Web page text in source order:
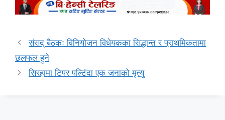
संसद् बैठकः विनियोजन विधेयकका सिद्धान्त र प्राथमिकतामा
छलफल हुने
सिरहामा टिपर पल्टिंदा एक जनाको मृत्यु